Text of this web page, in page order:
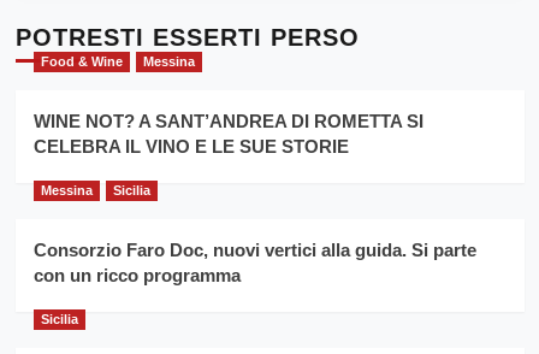
l’
evento
per
la
filiera
grano
Cronoscalata
Giarre
Montesalice
per
il
anno
Franco
Caruso
POTRESTI ESSERTI PERSO
Food & Wine Messina
WINE NOT? A SANT’ANDREA DI ROMETTA SI
CELEBRA IL VINO E LE SUE STORIE
Messina Sicilia
Consorzio Faro Doc, nuovi vertici alla guida. Si parte
con un ricco programma
Sicilia